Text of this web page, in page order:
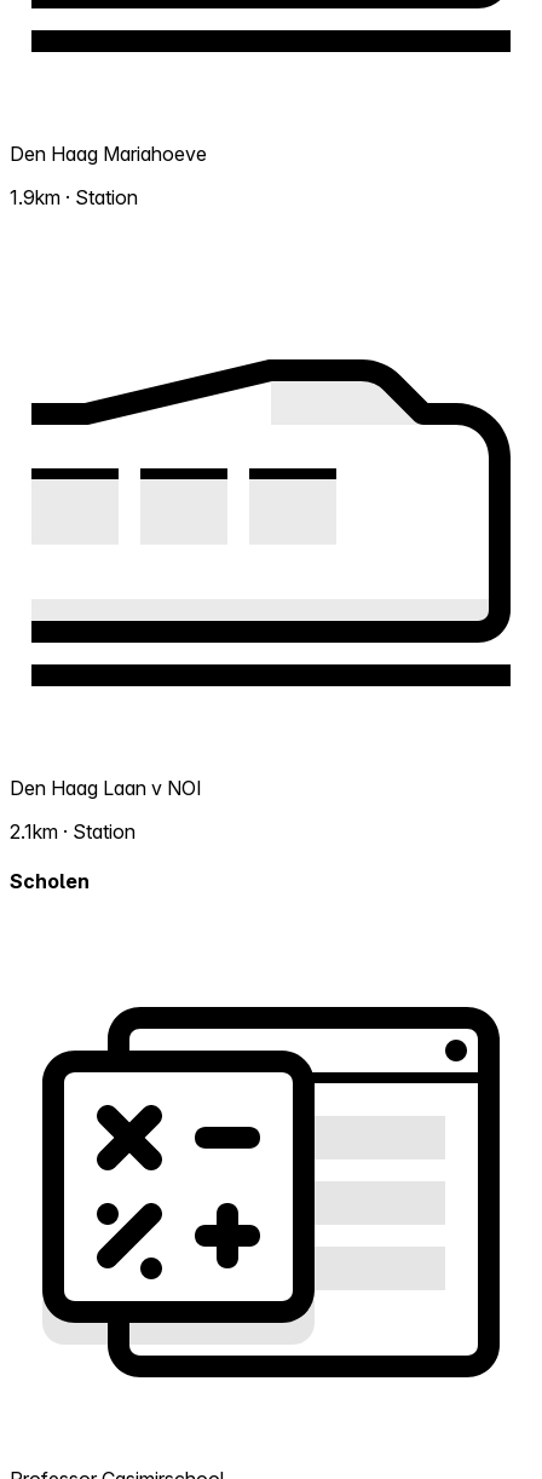
Den Haag Mariahoeve
1.9km · Station
Den Haag Laan v NOI
2.1km · Station
Scholen